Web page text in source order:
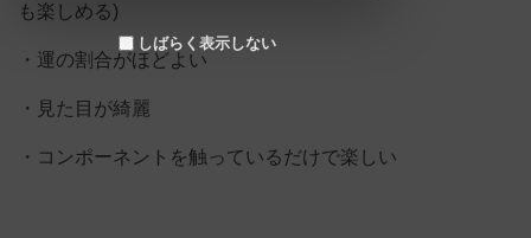
も楽しめる)
・運の割合がほどよい
・見た目が綺麗
・コンポーネントを触っているだけで楽しい
しばらく表示しない